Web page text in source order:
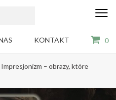
KONTAKT 0
Gry,
i
książki
Impresjonizm – obrazy, które